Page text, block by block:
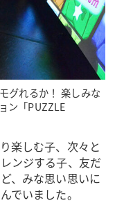
グれるか！ 楽しみな
ン「PUZZLE
楽しむ子、次々と
ンジする子、友だ
、みな思い思いに
でいました。